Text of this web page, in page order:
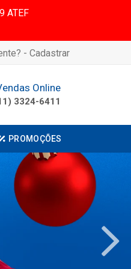
ATEF
- Cadastrar
Online
3324-6411
PROMOÇÕES